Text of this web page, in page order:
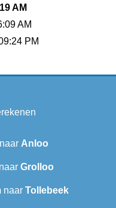
AM
AM
PM
naar Anloo
naar Grolloo
naar Tollebeek